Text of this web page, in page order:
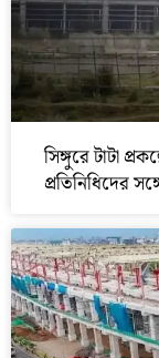
সিঙ্গুরে টাটা
প্রতিনিধিদের